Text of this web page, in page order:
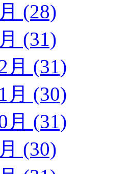
(28)
(31)
月 (31)
月 (30)
月 (31)
(30)